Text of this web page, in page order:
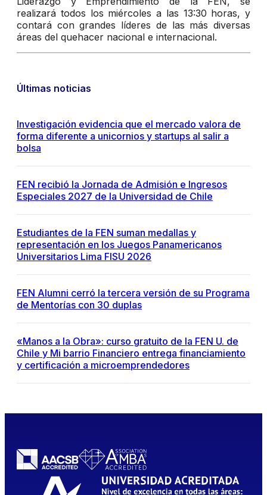
realizará todos los miércoles a las 13:30 horas, y
contará con grandes líderes de las más diversas
áreas del quehacer nacional e internacional.
Últimas noticias
Investigación evidencia que el mercado valora de
forma diferente a unicornios y startups al salir a
bolsa
FEN recibió la Jornada de Admisión e Ingresos
Especiales 2027 de la Universidad de Chile
Estudiantes de la FEN suman medallas y
representación en los Juegos Panamericanos
Universitarios Lima FISU 2026
FEN Alumni cerró la tercera versión de su Programa
de Mentorías con 30 duplas
«Manos a la Obra»: curso gratuito de la FEN U. de
Chile y Mi barrio Financiero entrega financiamiento
y certificación a microemprendedores